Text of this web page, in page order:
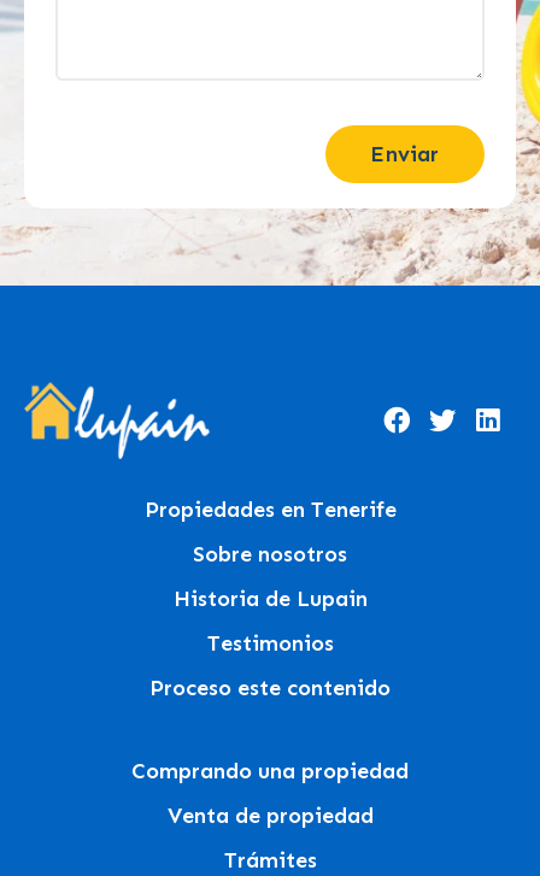
Enviar
Propiedades en Tenerife
Sobre nosotros
Historia de Lupain
Testimonios
Proceso este contenido
Comprando una propiedad
Venta de propiedad
Trámites